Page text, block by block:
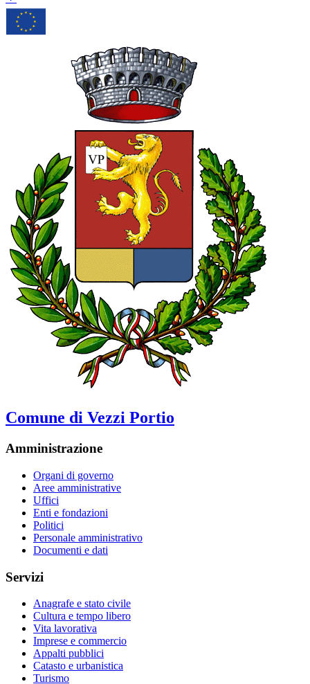
Comune di Vezzi Portio
Amministrazione
Organi di governo
Aree amministrative
Uffici
Enti e fondazioni
Politici
Personale amministrativo
Documenti e dati
Servizi
Anagrafe e stato civile
Cultura e tempo libero
Vita lavorativa
Imprese e commercio
Appalti pubblici
Catasto e urbanistica
Turismo